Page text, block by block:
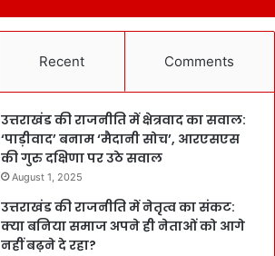
Recent Comments
उत्तराखंड की राजनीति में क्षेत्रवाद का सवाल:
‘पाड़ीवाद’ बनाम ‘मैदानी सोच’, आरएसएस
की गुरु दक्षिणा पर उठे सवाल
August 1, 2025
उत्तराखंड की राजनीति में नेतृत्व का संकट:
क्या बनिया समाज अपने ही नेताओं को आगे
नहीं बढ़ने दे रहा?